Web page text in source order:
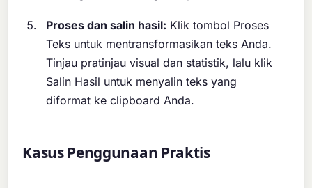
Proses dan salin hasil: Klik tombol Proses
Teks untuk mentransformasikan teks Anda.
Tinjau pratinjau visual dan statistik, lalu klik
Salin Hasil untuk menyalin teks yang
diformat ke clipboard Anda.
Kasus Penggunaan Praktis